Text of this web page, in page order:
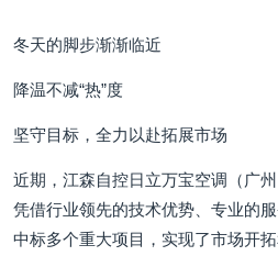
冬天的脚步渐渐临近
降温不减“热”度
坚守目标，全力以赴拓展市场
近期，江森自控日立万宝空调（广
凭借行业领先的技术优势、专业的
中标多个重大项目，实现了市场开